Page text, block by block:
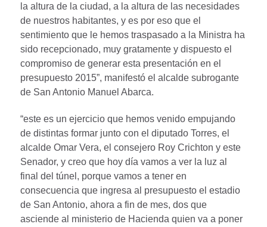
la altura de la ciudad, a la altura de las necesidades
de nuestros habitantes, y es por eso que el
sentimiento que le hemos traspasado a la Ministra ha
sido recepcionado, muy gratamente y dispuesto el
compromiso de generar esta presentación en el
presupuesto 2015”, manifestó el alcalde subrogante
de San Antonio Manuel Abarca.
“este es un ejercicio que hemos venido empujando
de distintas formar junto con el diputado Torres, el
alcalde Omar Vera, el consejero Roy Crichton y este
Senador, y creo que hoy día vamos a ver la luz al
final del túnel, porque vamos a tener en
consecuencia que ingresa al presupuesto el estadio
de San Antonio, ahora a fin de mes, dos que
asciende al ministerio de Hacienda quien va a poner